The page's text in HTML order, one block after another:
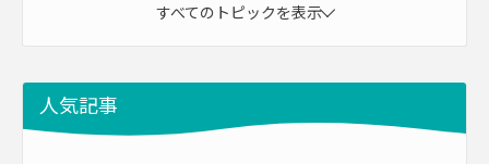
すべてのトピックを表示
人気記事